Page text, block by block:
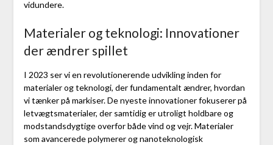
vidundere.
Materialer og teknologi: Innovationer
der ændrer spillet
I 2023 ser vi en revolutionerende udvikling inden for
materialer og teknologi, der fundamentalt ændrer, hvordan
vi tænker på markiser. De nyeste innovationer fokuserer på
letvægtsmaterialer, der samtidig er utroligt holdbare og
modstandsdygtige overfor både vind og vejr. Materialer
som avancerede polymerer og nanoteknologisk